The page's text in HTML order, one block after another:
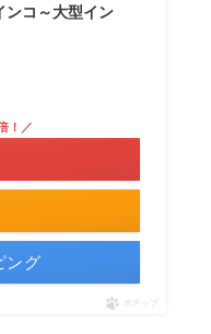
ンコ～大型イン
！／
ング
ポチップ